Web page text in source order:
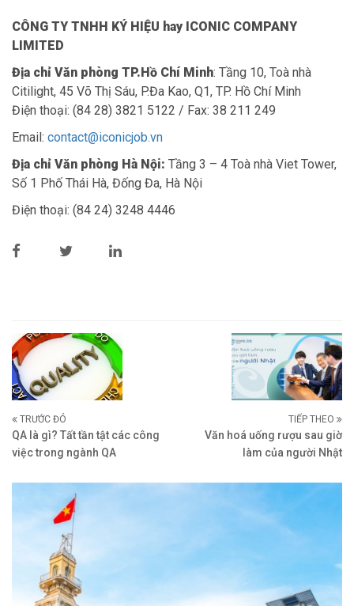
CÔNG TY TNHH KÝ HIỆU hay ICONIC COMPANY
LIMITED
Địa chỉ Văn phòng TP.Hồ Chí Minh: Tầng 10, Toà nhà
Citilight, 45 Võ Thị Sáu, P.Đa Kao, Q1, TP. Hồ Chí Minh
Điện thoại: (84 28) 3821 5122 / Fax: 38 211 249
Email: contact@iconicjob.vn
Địa chỉ Văn phòng Hà Nội: Tầng 3 – 4 Toà nhà Viet Tower,
Số 1 Phố Thái Hà, Đống Đa, Hà Nội
Điện thoại: (84 24) 3248 4446
TRƯỚC ĐÓ
QA là gì? Tất tần tật các công
việc trong ngành QA
TIẾP THEO
Văn hoá uống rượu sau giờ
làm của người Nhật